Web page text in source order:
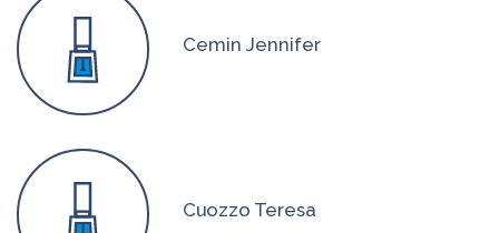
Cemin Jennifer
Cuozzo Teresa